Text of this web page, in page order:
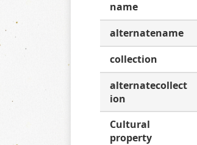
name
alternatename
collection
alternatecollect
ion
Cultural
property